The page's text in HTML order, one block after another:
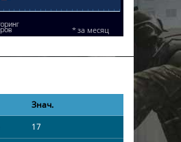
Знач.
17